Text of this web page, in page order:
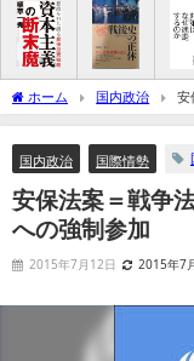
ホーム 国内政治
安
参加
国内政治 国際情勢
安保法案＝戦争
への強制参加
2015年7月12日 2015年7